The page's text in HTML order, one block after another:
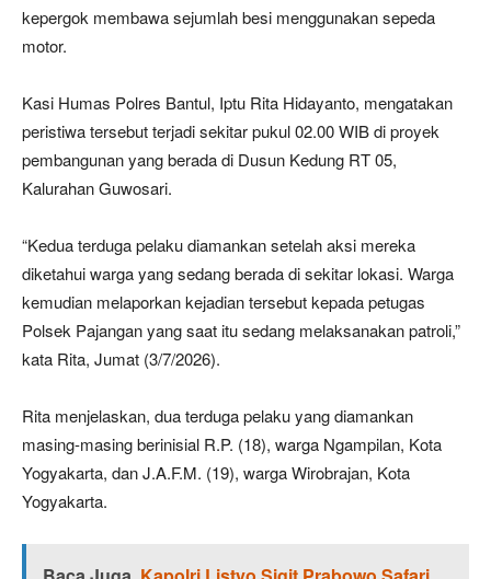
kepergok membawa sejumlah besi menggunakan sepeda
motor.
Kasi Humas Polres Bantul, Iptu Rita Hidayanto, mengatakan
peristiwa tersebut terjadi sekitar pukul 02.00 WIB di proyek
pembangunan yang berada di Dusun Kedung RT 05,
Kalurahan Guwosari.
“Kedua terduga pelaku diamankan setelah aksi mereka
diketahui warga yang sedang berada di sekitar lokasi. Warga
kemudian melaporkan kejadian tersebut kepada petugas
Polsek Pajangan yang saat itu sedang melaksanakan patroli,”
kata Rita, Jumat (3/7/2026).
Rita menjelaskan, dua terduga pelaku yang diamankan
masing-masing berinisial R.P. (18), warga Ngampilan, Kota
Yogyakarta, dan J.A.F.M. (19), warga Wirobrajan, Kota
Yogyakarta.